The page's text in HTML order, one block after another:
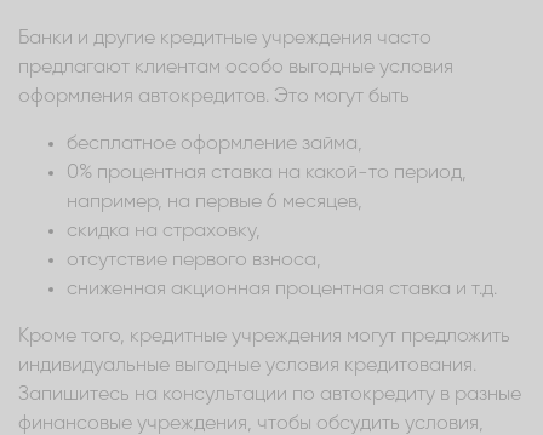
Банки и другие кредитные учреждения часто
предлагают клиентам особо выгодные условия
оформления автокредитов. Это могут быть
бесплатное оформление займа,
0% процентная ставка на какой-то период,
например, на первые 6 месяцев,
скидка на страховку,
отсутствие первого взноса,
сниженная акционная процентная ставка и т.д.
Кроме того, кредитные учреждения могут предложить
индивидуальные выгодные условия кредитования.
Запишитесь на консультации по автокредиту в разные
финансовые учреждения, чтобы обсудить условия,